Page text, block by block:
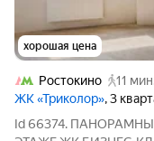
хорошая цена
Ростокино
11
ЖК «Триколор», 3
Id 66374. ПАНОРАМНЫЕ